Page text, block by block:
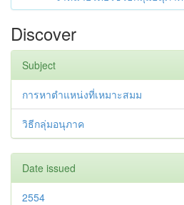
Discover
Subject
การหาตำแหน่งที่เหมาะสมม
วิธีกลุ่มอนุภาค
Date issued
2554